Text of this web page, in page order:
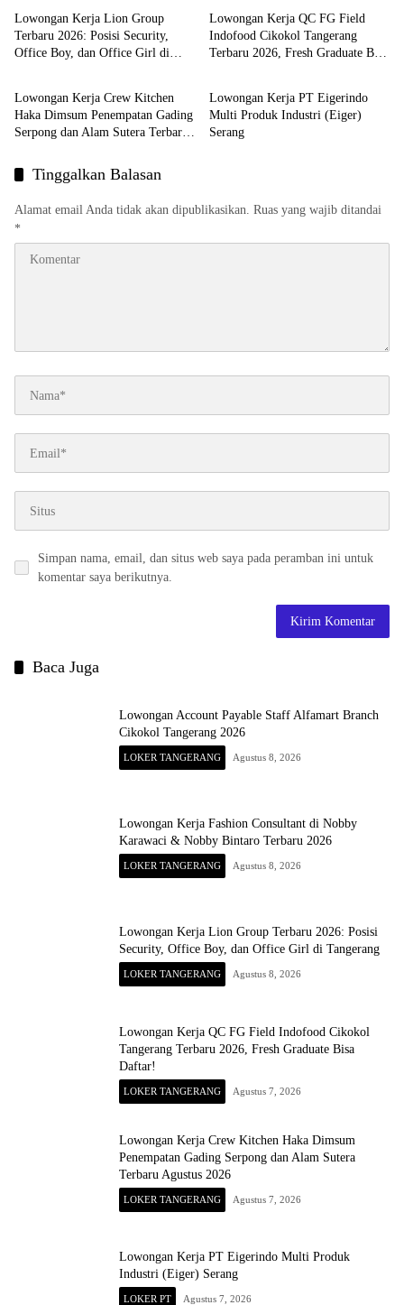
Lowongan Kerja Lion Group
Terbaru 2026: Posisi Security,
Office Boy, dan Office Girl di
Lowongan Kerja QC FG Field
Indofood Cikokol Tangerang
Terbaru 2026, Fresh Graduate Bisa
LOKER TANGERANG
Lowongan Kerja Crew Kitchen
Haka Dimsum Penempatan Gading
Serpong dan Alam Sutera Terbaru
LOKER PT
Lowongan Kerja PT Eigerindo
Multi Produk Industri (Eiger)
Serang
Tinggalkan Balasan
Alamat email Anda tidak akan dipublikasikan. Ruas yang wajib ditandai
*
Simpan nama, email, dan situs web saya pada peramban ini untuk
komentar saya berikutnya.
Baca Juga
Lowongan Account Payable Staff Alfamart Branch
Cikokol Tangerang 2026
LOKER TANGERANG Agustus 8, 2026
Lowongan Kerja Fashion Consultant di Nobby
Karawaci & Nobby Bintaro Terbaru 2026
LOKER TANGERANG Agustus 8, 2026
Lowongan Kerja Lion Group Terbaru 2026: Posisi
Security, Office Boy, dan Office Girl di Tangerang
LOKER TANGERANG Agustus 8, 2026
Lowongan Kerja QC FG Field Indofood Cikokol
Tangerang Terbaru 2026, Fresh Graduate Bisa
Daftar!
LOKER TANGERANG Agustus 7, 2026
Lowongan Kerja Crew Kitchen Haka Dimsum
Penempatan Gading Serpong dan Alam Sutera
Terbaru Agustus 2026
LOKER TANGERANG Agustus 7, 2026
Lowongan Kerja PT Eigerindo Multi Produk
Industri (Eiger) Serang
LOKER PT Agustus 7, 2026